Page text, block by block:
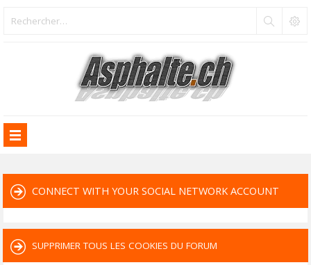
CONNECT WITH YOUR SOCIAL NETWORK ACCOUNT
SUPPRIMER TOUS LES COOKIES DU FORUM